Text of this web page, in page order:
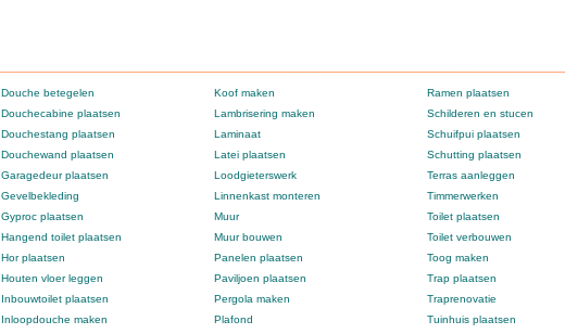
Douche betegelen
Douchecabine plaatsen
Douchestang plaatsen
Douchewand plaatsen
Garagedeur plaatsen
Gevelbekleding
Gyproc plaatsen
Hangend toilet plaatsen
Hor plaatsen
Houten vloer leggen
Inbouwtoilet plaatsen
Inloopdouche maken
Koof maken
Lambrisering maken
Laminaat
Latei plaatsen
Loodgieterswerk
Linnenkast monteren
Muur
Muur bouwen
Panelen plaatsen
Paviljoen plaatsen
Pergola maken
Plafond
Ramen plaatsen
Schilderen en stucen
Schuifpui plaatsen
Schutting plaatsen
Terras aanleggen
Timmerwerken
Toilet plaatsen
Toilet verbouwen
Toog maken
Trap plaatsen
Traprenovatie
Tuinhuis plaatsen